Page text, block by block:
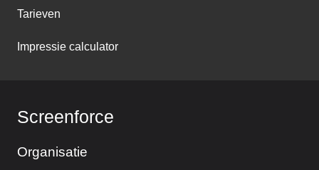
Tarieven
Impressie calculator
Screenforce
Organisatie